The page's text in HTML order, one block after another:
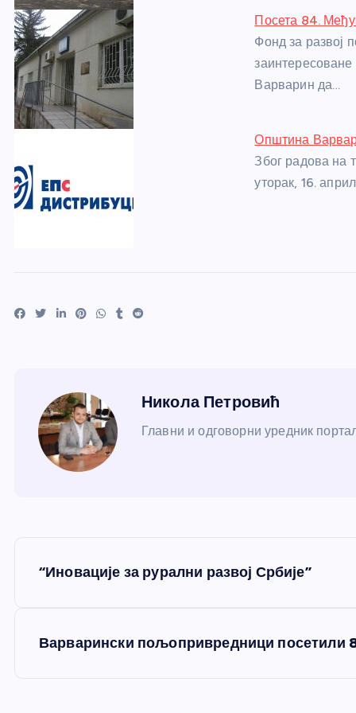
Посета 84.
Фонд за развој
Варварин да…
Општина
Због радова на
уторак, 16.
Никола Петровић
Главни и одговорни уредник
“Иновације за рурални развој Србије”
Варварински пољопривредници посетили